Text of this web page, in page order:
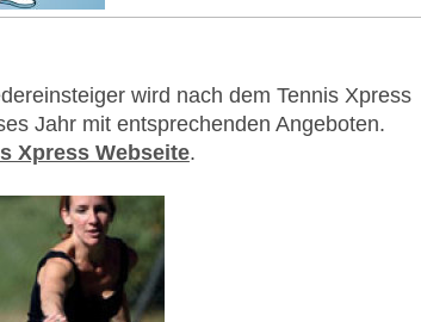
wird nach dem Tennis Xpress
Jahr mit entsprechenden Angeboten.
Xpress Webseite.